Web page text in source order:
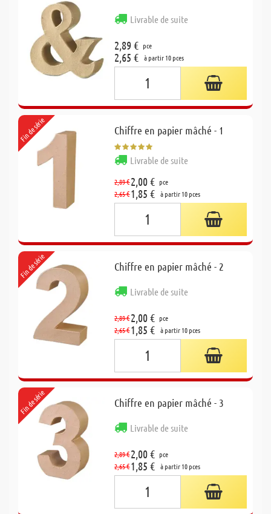
Livrable de suite
2,89 € pce
2,65 € à partir 10 pces
Chiffre en papier mâché - 1
Livrable de suite
2,89 €2,00 € pce
2,65 €1,85 € à partir 10 pces
Fin de série
Chiffre en papier mâché - 2
Livrable de suite
2,89 €2,00 € pce
2,65 €1,85 € à partir 10 pces
Fin de série
Chiffre en papier mâché - 3
Livrable de suite
2,89 €2,00 € pce
2,65 €1,85 € à partir 10 pces
Fin de série